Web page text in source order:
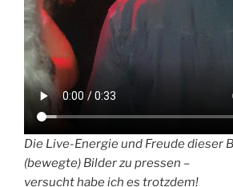
Die Live-Energie und Freude dieser
(bewegte) Bilder zu pressen –
versucht habe ich es trotzdem!